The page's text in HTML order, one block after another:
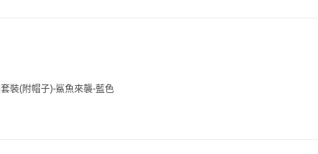
裝(附帽子)-鯊魚來襲-藍色